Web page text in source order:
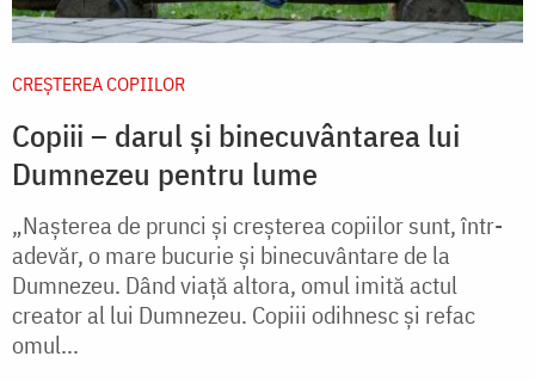
CREŞTEREA COPIILOR
Copiii – darul și binecuvântarea lui
Dumnezeu pentru lume
„Nașterea de prunci și creșterea copiilor sunt, într-
adevăr, o mare bucurie și binecuvântare de la
Dumnezeu. Dând viață altora, omul imită actul
creator al lui Dumnezeu. Copiii odihnesc și refac
omul...